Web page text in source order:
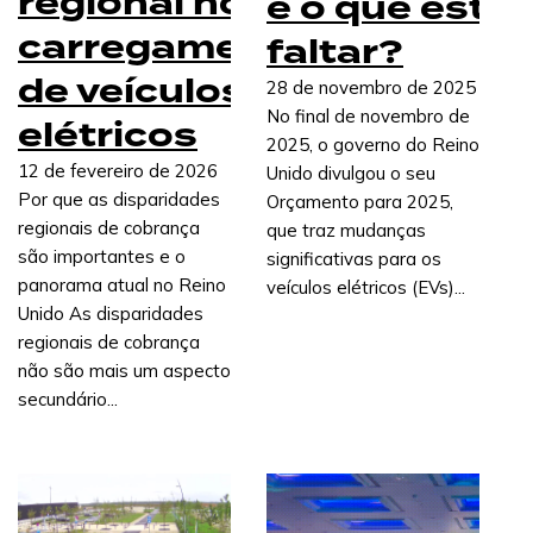
Os nossos produtos e serviços
CableGuard®
Manga protetora para cabos com marcação forense
integrada para impedir roubos e manter os
carregadores operacionais.
alimentadores, projetadas para instalação rápida,
terrenos irregulares e estabilidade.
carregamento
de veículos
elétricos
12 de fevereiro de 2026
Por que as disparidades
regionais de cobrança
são importantes e o
panorama atual no Reino
Unido As disparidades
regionais de cobrança
não são mais um aspecto
secundário...
faltar?
28 de novembro de 2025
No final de novembro de
2025, o governo do Reino
Unido divulgou o seu
Orçamento para 2025,
que traz mudanças
significativas para os
veículos elétricos (EVs)...